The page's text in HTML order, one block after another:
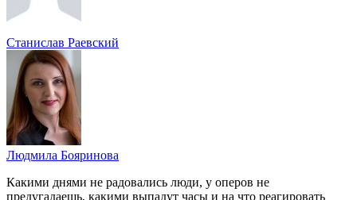
Станислав Раевский
Людмила Бояринова
Какими днями не радовались люди, у оперов не
предугадаешь, какими выпадут часы и на что реагировать